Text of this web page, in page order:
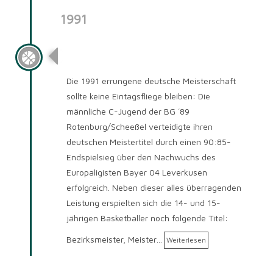
1991
Die 1991 errungene deutsche Meisterschaft
sollte keine Eintagsfliege bleiben: Die
männliche C-Jugend der BG ´89
Rotenburg/Scheeßel verteidigte ihren
deutschen Meistertitel durch einen 90:85-
Endspielsieg über den Nachwuchs des
Europaligisten Bayer 04 Leverkusen
erfolgreich. Neben dieser alles überragenden
Leistung erspielten sich die 14- und 15-
jährigen Basketballer noch folgende Titel:
Bezirksmeister, Meister… Weiterlesen